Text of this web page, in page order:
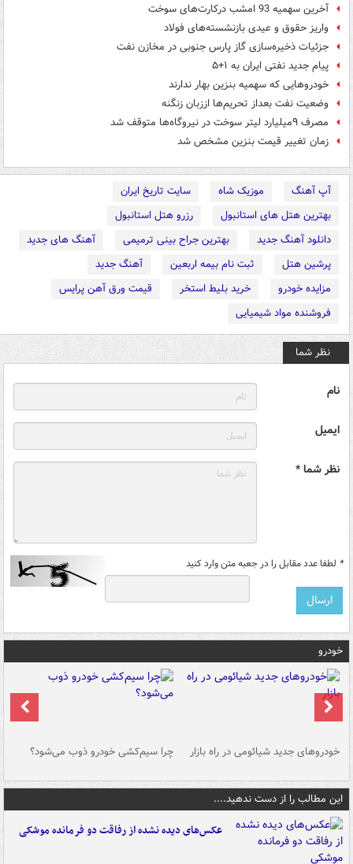
آخرین سهمیه‌ 93 امشب درکارت‌های سوخت
واریز حقوق و عیدی بازنشسته‌های فولاد
جزئیات ذخیره‌سازی گاز پارس جنوبی در مخازن نفت
پیام جدید نفتی ایران به ۱+۵
خودروهایی که سهمیه بنزین بهار ندارند
وضعیت نفت بعداز تحریم‌ها اززبان زنگنه
مصرف ۹میلیارد لیتر سوخت در نیروگاه‌ها متوقف شد
زمان تغییر قیمت بنزین مشخص شد
آپ آهنگ موزیک شاه
سایت تاریخ ایران
بهترین هتل های استانبول
رزرو هتل استانبول
دانلود آهنگ جدید
بهترین جراح بینی ترمیمی
آهنگ های جدید
پرشین هتل
ثبت نام بیمه اربعین
آهنگ جدید
مزایده خودرو
خرید بلیط استخر
قیمت ورق آهن پرایس
فروشنده مواد شیمیایی
نظر شما
نام
ایمیل
نظر شما *
* لطفا عدد مقابل را در جعبه متن وارد کنید
خودرو
خودروهای جدید شیائومی در راه بازار چرا سیم‌کشی خودرو ذوب می‌شود؟
این مطالب را از دست ندهید....
عکس‌های دیده نشده از رفاقت دو فرمانده‌ موشکی